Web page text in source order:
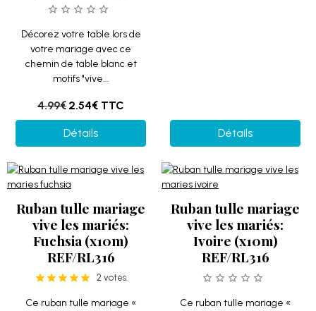
Décorez votre table lors de
votre mariage avec ce
chemin de table blanc et
motifs "vive...
4.99€ 2.54€ TTC
Détails Détails
Ruban tulle mariage
vive les mariés:
Fuchsia (x10m)
REF/RL316
2 votes.
Ce ruban tulle mariage «
Ruban tulle mariage
vive les mariés:
Ivoire (x10m)
REF/RL316
Ce ruban tulle mariage «